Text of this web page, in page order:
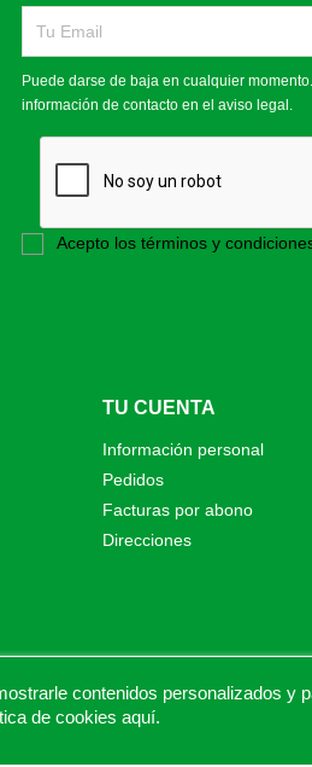
Puede darse de baja en cualquier
información de contacto en el aviso legal.
Acepto los términos y
TU CUENTA
Información personal
Pedidos
Facturas por abono
Direcciones
- Todos los derechos reservados.
contenidos personalizados y
de cookies aquí.